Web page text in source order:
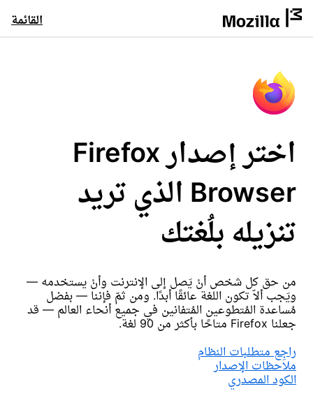
القائمة
اختر إصدار Firefox
Browser الذي تريد
تنزيله بلُغتك
من حق كل شخص أنْ يَصل إلى الإنترنت وأنْ يستخدمه —
ويَجب ألاّ تكون اللغة عائقًا أبدًا. ومن ثمّ فإننا — بفضل
مُساعدة المُتطوعين المُتفانين في جميع أنحاء العالم — قد
جعلنا Firefox متاحًا بأكثر من 90 لغة.
راجِع متطلبات النظام
ملاحظات الإصدار
الكود المصدري